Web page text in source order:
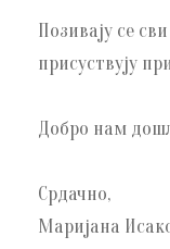
Позивају се
присуствују
Добро нам
Срдачно,
Маријана